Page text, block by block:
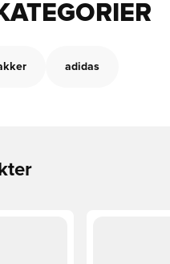
adidas